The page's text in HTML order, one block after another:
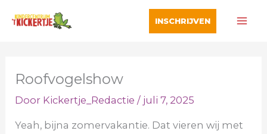
naar
INSCHRIJVEN
Roofvogelshow
Door Kickertje_Redactie/ juli 7, 2025
Yeah, bijna zomervakantie. Dat vieren wij met